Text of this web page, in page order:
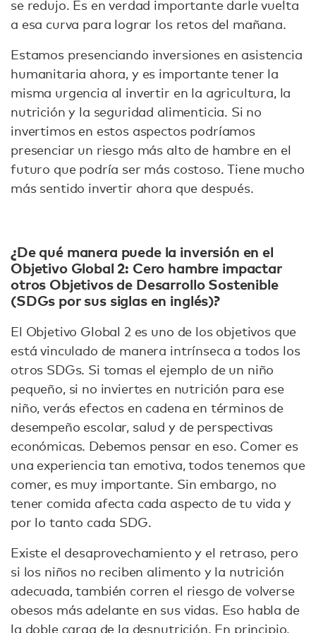
se redujo. Es en verdad importante darle vuelta
a esa curva para lograr los retos del mañana.
Estamos presenciando inversiones en asistencia
humanitaria ahora, y es importante tener la
misma urgencia al invertir en la agricultura, la
nutrición y la seguridad alimenticia. Si no
invertimos en estos aspectos podríamos
presenciar un riesgo más alto de hambre en el
futuro que podría ser más costoso. Tiene mucho
más sentido invertir ahora que después.
¿De qué manera puede la inversión en el
Objetivo Global 2: Cero hambre impactar
otros Objetivos de Desarrollo Sostenible
(SDGs por sus siglas en inglés)?
El Objetivo Global 2 es uno de los objetivos que
está vinculado de manera intrínseca a todos los
otros SDGs. Si tomas el ejemplo de un niño
pequeño, si no inviertes en nutrición para ese
niño, verás efectos en cadena en términos de
desempeño escolar, salud y de perspectivas
económicas. Debemos pensar en eso. Comer es
una experiencia tan emotiva, todos tenemos que
comer, es muy importante. Sin embargo, no
tener comida afecta cada aspecto de tu vida y
por lo tanto cada SDG.
Existe el desaprovechamiento y el retraso, pero
si los niños no reciben alimento y la nutrición
adecuada, también corren el riesgo de volverse
obesos más adelante en sus vidas. Eso habla de
la doble carga de la desnutrición. En principio,